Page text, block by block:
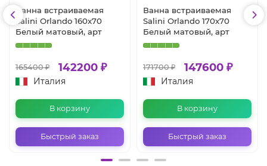
Ванна встраиваемая
Salini Orlando 160x70
Белый матовый, арт
165400 ₽ 142200 ₽
Италия
В корзину
Быстрый заказ
Ванна встраиваемая
Salini Orlando 170x70
Белый матовый, арт
171700 ₽ 147600 ₽
Италия
В корзину
Быстрый заказ